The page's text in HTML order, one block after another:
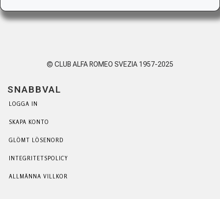
© CLUB ALFA ROMEO SVEZIA 1957-2025
SNABBVAL
LOGGA IN
SKAPA KONTO
GLÖMT LÖSENORD
INTEGRITETSPOLICY
ALLMÄNNA VILLKOR